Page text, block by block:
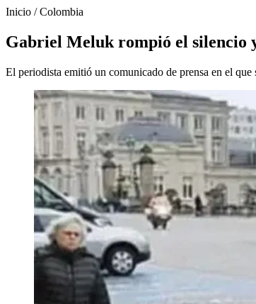
Inicio /Colombia
Gabriel Meluk rompió el silencio
El periodista emitió un comunicado de prensa en el